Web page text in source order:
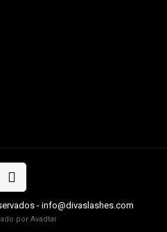
- info@divaslashes.com
por Avadtar